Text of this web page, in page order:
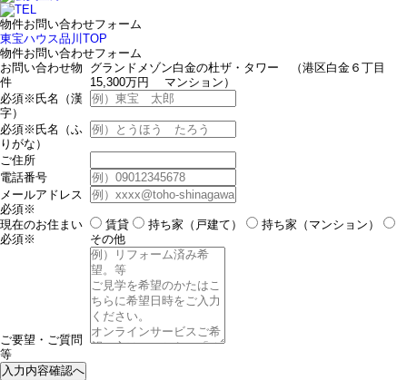
物件お問い合わせフォーム
東宝ハウス品川TOP
物件お問い合わせフォーム
お問い合わせ物
件
グランドメゾン白金の杜ザ・タワー （港区白金６丁目
15,300万円 マンション）
必須※ 氏名（漢
字）
必須※ 氏名（ふ
りがな）
ご住所
電話番号
メールアドレス
必須※
現在のお住まい
必須※
賃貸 持ち家（戸建て）
持ち家（マンション）
その他
ご要望・ご質問
等